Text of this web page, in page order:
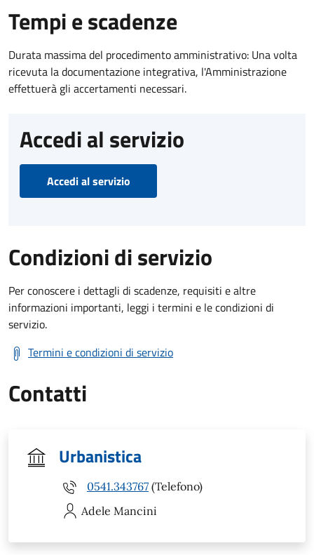
Tempi e scadenze
Durata massima del procedimento amministrativo: Una volta
ricevuta la documentazione integrativa, l'Amministrazione
effettuerà gli accertamenti necessari.
Accedi al servizio
Accedi al servizio
Condizioni di servizio
Per conoscere i dettagli di scadenze, requisiti e altre
informazioni importanti, leggi i termini e le condizioni di
servizio.
Termini e condizioni di servizio
Contatti
Urbanistica
0541.343767 (Telefono)
Adele Mancini